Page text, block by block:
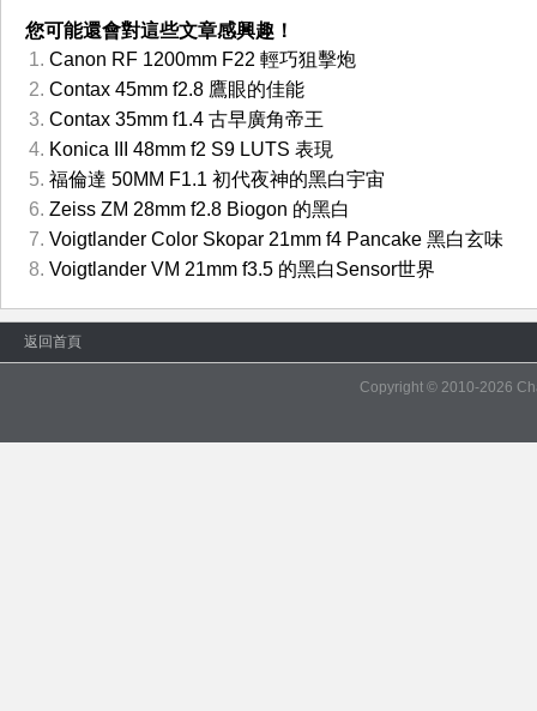
您可能還會對這些文章感興趣！
Canon RF 1200mm F22 輕巧狙擊炮
Contax 45mm f2.8 鷹眼的佳能
Contax 35mm f1.4 古早廣角帝王
Konica III 48mm f2 S9 LUTS 表現
福倫達 50MM F1.1 初代夜神的黑白宇宙
Zeiss ZM 28mm f2.8 Biogon 的黑白
Voigtlander Color Skopar 21mm f4 Pancake 黑白玄味
Voigtlander VM 21mm f3.5 的黑白Sensor世界
返回首頁
Copyright © 2010-2026